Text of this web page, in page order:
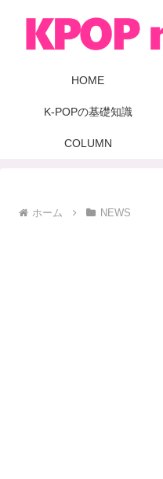
HOME
K-POPの基礎知識
COLUMN
ホーム NEWS